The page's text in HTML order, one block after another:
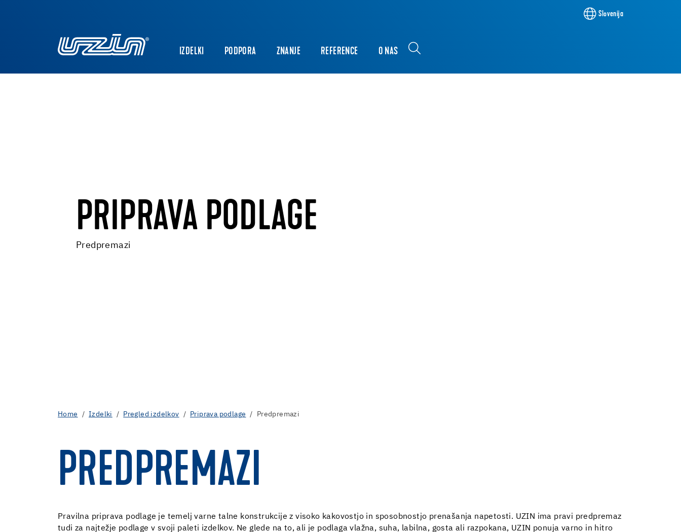
Slovenija
IZDELKI PODPORA ZNANJE REFERENCE O NAS
PRIPRAVA PODLAGE
Predpremazi
Home Izdelki Pregled izdelkov Priprava podlage Predpremazi
PREDPREMAZI
Pravilna priprava podlage je temelj varne talne konstrukcije z visoko kakovostjo in sposobnostjo prenašanja napetosti. UZIN ima pravi predpremaz
tudi za najtežje podlage v svoji paleti izdelkov. Ne glede na to, ali je podlaga vlažna, suha, labilna, gosta ali razpokana, UZIN ponuja varno in hitro